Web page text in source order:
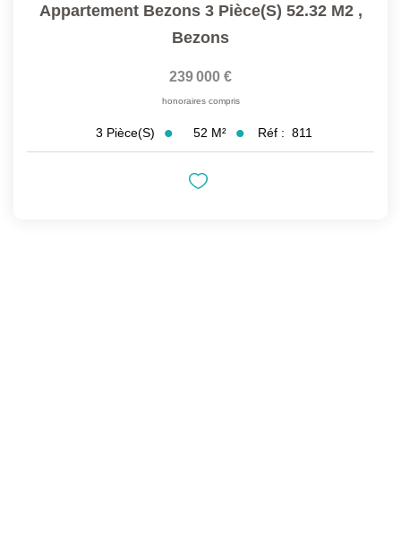
Appartement Bezons 3 Pièce(s) 52.32 M2 ,
Bezons
239 000 €
honoraires compris
3 Pièce(s) 52 M² Réf : 811